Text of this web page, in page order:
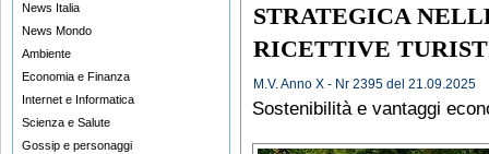
News Italia
News Mondo
Ambiente
Economia e Finanza
Internet e Informatica
Scienza e Salute
Gossip e personaggi
STRATEGICA
RICETTIVE
M.V. Anno X - Nr 2395 del 21.09.2025
Sostenibilità e vantaggi